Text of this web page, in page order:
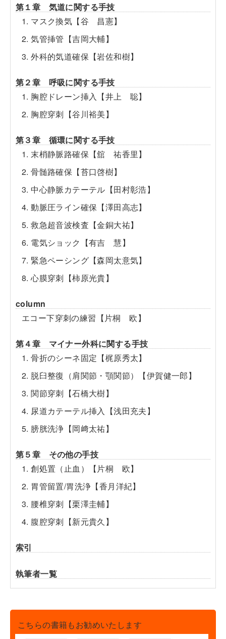
第１章 気道に関する手技
1. マスク換気【谷 昌憲】
2. 気管挿管【吉岡大輔】
3. 外科的気道確保【岩佐和樹】
第２章 呼吸に関する手技
1. 胸腔ドレーン挿入【井上 聡】
2. 胸腔穿刺【谷川裕美】
第３章 循環に関する手技
1. 末梢静脈路確保【舘 祐香里】
2. 骨髄路確保【苔口啓樹】
3. 中心静脈カテーテル【田村彰浩】
4. 動脈圧ライン確保【澤田高志】
5. 救急超音波検査【金銅大祐】
6. 電気ショック【有吉 慧】
7. 緊急ペーシング【森岡太意気】
8. 心膜穿刺【柿原光貴】
column
エコー下穿刺の練習【片桐 欧】
第４章 マイナー外科に関する手技
1. 骨折のシーネ固定【梶原秀太】
2. 脱臼整復（肩関節・顎関節）【伊賀健一郎】
3. 関節穿刺【石橋大樹】
4. 尿道カテーテル挿入【浅田充夫】
5. 膀胱洗浄【岡﨑太祐】
第５章 その他の手技
1. 創処置（止血）【片桐 欧】
2. 胃管留置/胃洗浄【香月洋紀】
3. 腰椎穿刺【栗澤圭輔】
4. 腹腔穿刺【新元貴久】
索引
執筆者一覧
こちらの書籍もお勧めいたします